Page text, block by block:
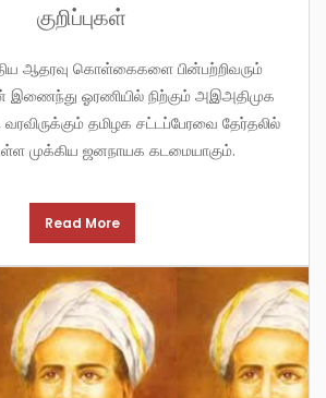
குறிப்புகள்
இணைந்து ஓரணியில் நிற்கும் அஇஅதிமுக
தமிழக சட்டப்பேரவை தேர்தலில்
முக்கிய ஜனநாயக கடமையாகும்.
Read More